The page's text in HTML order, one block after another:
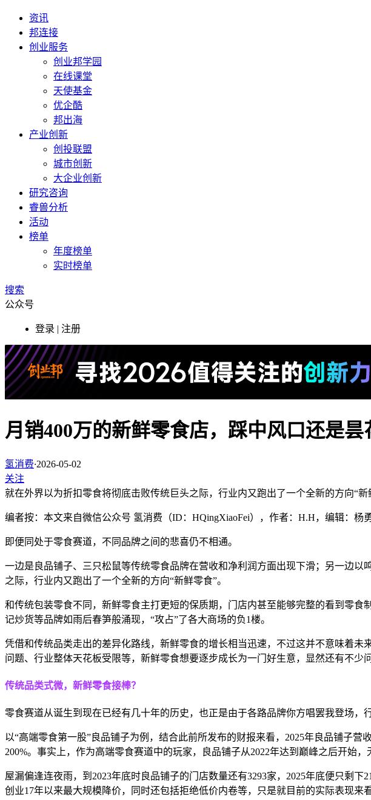
资讯
邦连接
创业服务
创业邦学园
在线课堂
天使基金
优企酷
邦出海
产业创新
创投联盟
城市创新
大企业创新
研究咨询
睿兽分析
活动
榜单
年度榜单
实时榜单
搜索
公众号
登录 | 注册
月销400万的新鲜零食店，踩中风口还是昙
氢消费·2026-05-02
关注
就在外界以为折扣零食将彻底击败传统巨头之际，行业内又跑出了一个全新的方向“新
编者按：本文来自微信公众号 氢消费（ID：HQingXiaoFei），作者：H.H，编辑：杨
即便同处于零食赛道，不同品牌之间的悲喜仍不相通。
一边是良品铺子、三只松鼠等传统零食品牌在营收和净利润方面出现下滑；另一边以
之际，行业内又跑出了一个全新的方向“新鲜零食”。
和传统包装零食不同，新鲜零食主打更短的保质期，门店内甚至能够完整的看到零食
记炒货等品牌如雨后春笋般涌现，“攻占”了各大商场的负1楼。
凭借和传统品类走出的差异化路线，新鲜零食的增长相当迅速，不过这并不意味着
问题、行业整体天花板受限等，新鲜零食想要逐步成长为一门好生意，显然还有不少
传统品类式微，新鲜零食接棒？
零食赛道从诞生到现在已经有几十年的历史，也正是由于各路品牌你方唱罢我登场，
以“高端零食第一股”良品铺子为例，结合此前所发布的财报来看，2025年良品铺子营
200%。事实上，作为高端零食赛道中的玩家，良品铺子从2022年达到巅峰之后开始
屋漏偏逢连夜雨，到 2023年底时良品铺子的门店数量还有3293家，2025年底便只剩
创业17年以来最大规模降价，同时还包括拒绝低价内卷等，只是就目前的实际表现来